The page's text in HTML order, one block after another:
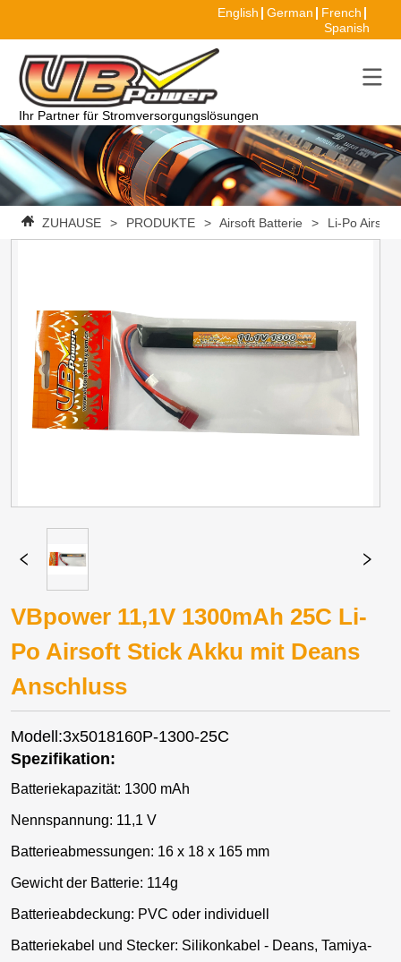
English German
French
Spanish
Ihr Partner für Stromversorgungslösungen
ZUHAUSE > PRODUKTE > Airsoft Batterie > Li-Po Airsoft
VBpower 11,1V 1300mAh 25C Li-
Po Airsoft Stick Akku mit Deans
Anschluss
Modell:3x5018160P-1300-25C
Spezifikation:
Batteriekapazität: 1300 mAh
Nennspannung: 11,1 V
Batterieabmessungen: 16 x 18 x 165 mm
Gewicht der Batterie: 114g
Batterieabdeckung: PVC oder individuell
Batteriekabel und Stecker: Silikonkabel - Deans, Tamiya-